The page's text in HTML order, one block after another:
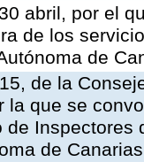
abril, por el
de los
de
de la
la que se
de
de Canarias